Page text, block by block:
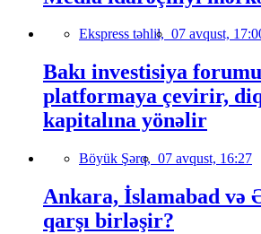
Ekspress təhlil, 07 avqust,
Bakı investisiya
platformaya çevirir,
kapitalına yönəlir
Böyük Şərq, 07 avqust, 16:27
Ankara, İslamabad və
qarşı birləşir?